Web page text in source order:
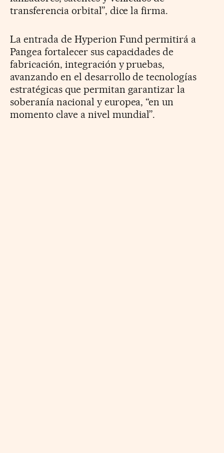
transferencia orbital”, dice la firma.
La entrada de Hyperion Fund permitirá a
Pangea fortalecer sus capacidades de
fabricación, integración y pruebas,
avanzando en el desarrollo de tecnologías
estratégicas que permitan garantizar la
soberanía nacional y europea, “en un
momento clave a nivel mundial”.